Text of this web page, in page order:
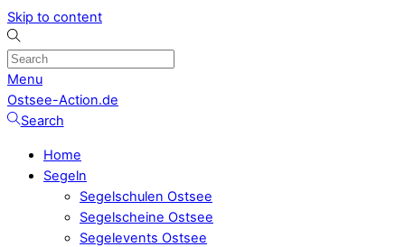
Skip to content
Menu
Ostsee-Action.de
Search
Home
Segeln
Segelschulen Ostsee
Segelscheine Ostsee
Segelevents Ostsee